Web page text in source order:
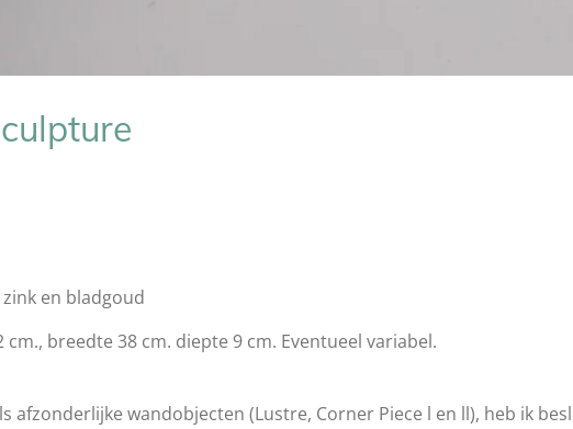
en bladgoud
cm., breedte 38 cm. diepte 9 cm. Eventueel variabel.
afzonderlijke wandobjecten (Lustre, Corner Piece l en ll), heb ik